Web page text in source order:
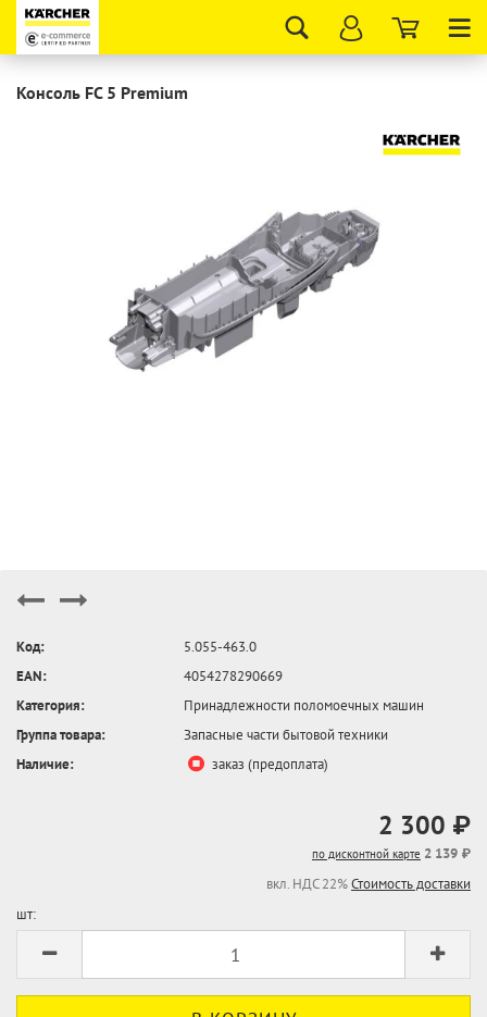
Консоль FC 5 Premium
Код:
5.055-463.0
EAN:
4054278290669
Категория:
Принадлежности поломоечных машин
Группа товара:
Запасные части бытовой техники
Наличие:
заказ (предоплата)
2 300 ₽
по дисконтной карте 2 139 ₽
вкл. НДС 22%Стоимость доставки
шт: